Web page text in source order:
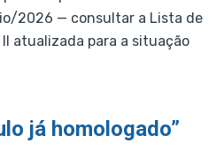
2026 — consultar a Lista de
atualizada para a situação
já homologado”